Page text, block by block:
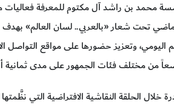
محمد بن راشد آل مكتوم للمعرفة فعاليات
تحت شعار «بالعربي.. لسان العالم»
اليومي، وتعزيز حضورها على مواقع
من مختلف فئات الجمهور على مدى ثمانية
خلال الحلقة النقاشية الافتراضية التي